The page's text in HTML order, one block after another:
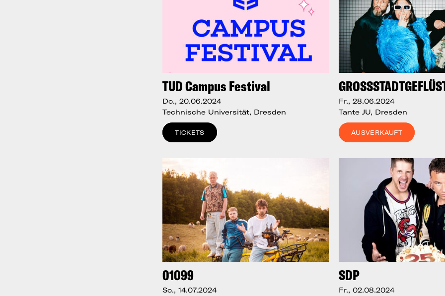
TUD Campus Festival
Do., 20.06.2024
Technische Universität, Dresden
TICKETS
Fr., 28.06.2024
Tante JU, Dresden
AUSVERKAUFT
01099
So., 14.07.2024
SDP
Fr., 02.08.2024